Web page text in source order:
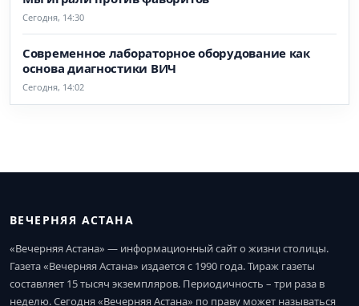
Сегодня, 14:30
Современное лабораторное оборудование как
основа диагностики ВИЧ
Сегодня, 14:02
ВЕЧЕРНЯЯ АСТАНА
«Вечерняя Астана» — информационный сайт о жизни столицы.
Газета «Вечерняя Астана» издается с 1990 года. Тираж газеты
составляет 15 тысяч экземпляров. Периодичность – три раза в
неделю. Сегодня «Вечерняя Астана» по праву может называться